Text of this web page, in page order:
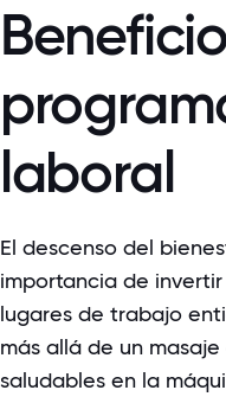
laboral
El descenso del
importancia de
lugares de trabajo
más allá de un
saludables en la